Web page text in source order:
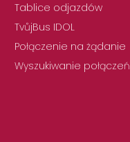
Tablice odjazdów
TvůjBus IDOL
Połączenie na żądanie
Wyszukiwanie połączeń